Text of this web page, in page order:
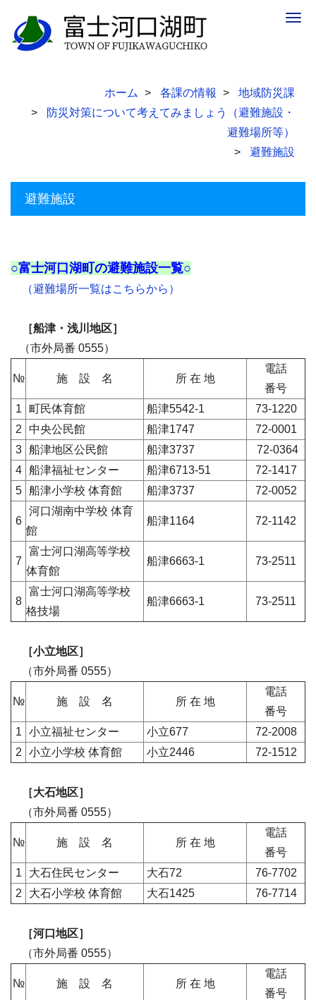
ホーム 各課の情報
地域防災課
防災対策について考えてみましょう（避難施設・
避難場所等）
避難施設
避難施設
○富士河口湖町の避難施設一覧○
（避難場所一覧はこちらから）
［船津・浅川地区］
（市外局番 0555）
№ 施 設 名 所 在 地
電話
番号
1
町民体育館 船津5542-1
73-1220
2
中央公民館 船津1747
72-0001
3
船津地区公民館 船津3737
72-0364
4
船津福祉センター 船津6713-51
72-1417
5
船津小学校 体育館 船津3737 72-0052
6
河口湖南中学校 体育
館
船津1164 72-1142
7
富士河口湖高等学校
体育館
船津6663-1 73-2511
8
富士河口湖高等学校
格技場
船津6663-1 73-2511
［小立地区］
（市外局番 0555）
№ 施 設 名 所 在 地
電話
番号
1
小立福祉センター 小立677
72-2008
2
小立小学校 体育館 小立2446 72-1512
［大石地区］
（市外局番 0555）
№ 施 設 名 所 在 地
電話
番号
1
大石住民センター 大石72
76-7702
2
大石小学校 体育館 大石1425 76-7714
［河口地区］
（市外局番 0555）
№ 施 設 名 所 在 地
電話
番号